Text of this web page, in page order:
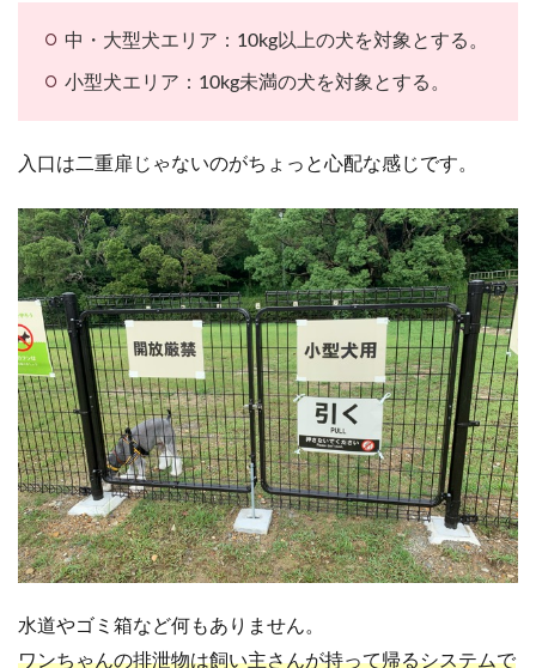
中・大型犬エリア：10kg以上の犬を対象とする。
小型犬エリア：10kg未満の犬を対象とする。
入口は二重扉じゃないのがちょっと心配な感じです。
水道やゴミ箱など何もありません。
ワンちゃんの排泄物は飼い主さんが持って帰るシステムで